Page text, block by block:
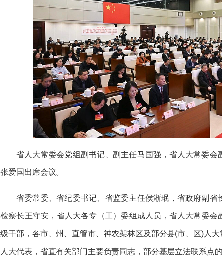
省人大常委会党组副书记、副主任马国强，省人大常委
张爱国出席会议。
省委常委、省纪委书记、省监委主任侯淅珉，省政府副
检察长王守安，省人大各专（工）委组成人员，省人大常委
级干部，各市、州、直管市、神农架林区及部分县(市、区)人
人大代表，省直有关部门主要负责同志，部分基层立法联系点